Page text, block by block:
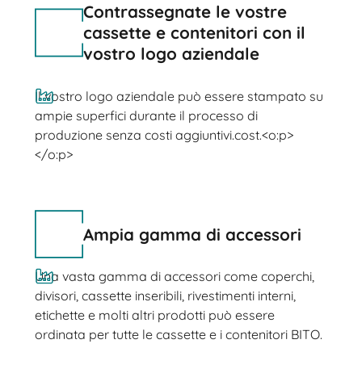
Contrassegnate le vostre
cassette e contenitori con il
vostro logo aziendale
Il vostro logo aziendale può essere stampato su
ampie superfici durante il processo di
produzione senza costi aggiuntivi.cost.<o:p>
</o:p>
Ampia gamma di accessori
Una vasta gamma di accessori come coperchi,
divisori, cassette inseribili, rivestimenti interni,
etichette e molti altri prodotti può essere
ordinata per tutte le cassette e i contenitori BITO.